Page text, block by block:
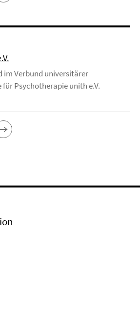
im Verbund universitärer
Psychotherapie unith e.V.